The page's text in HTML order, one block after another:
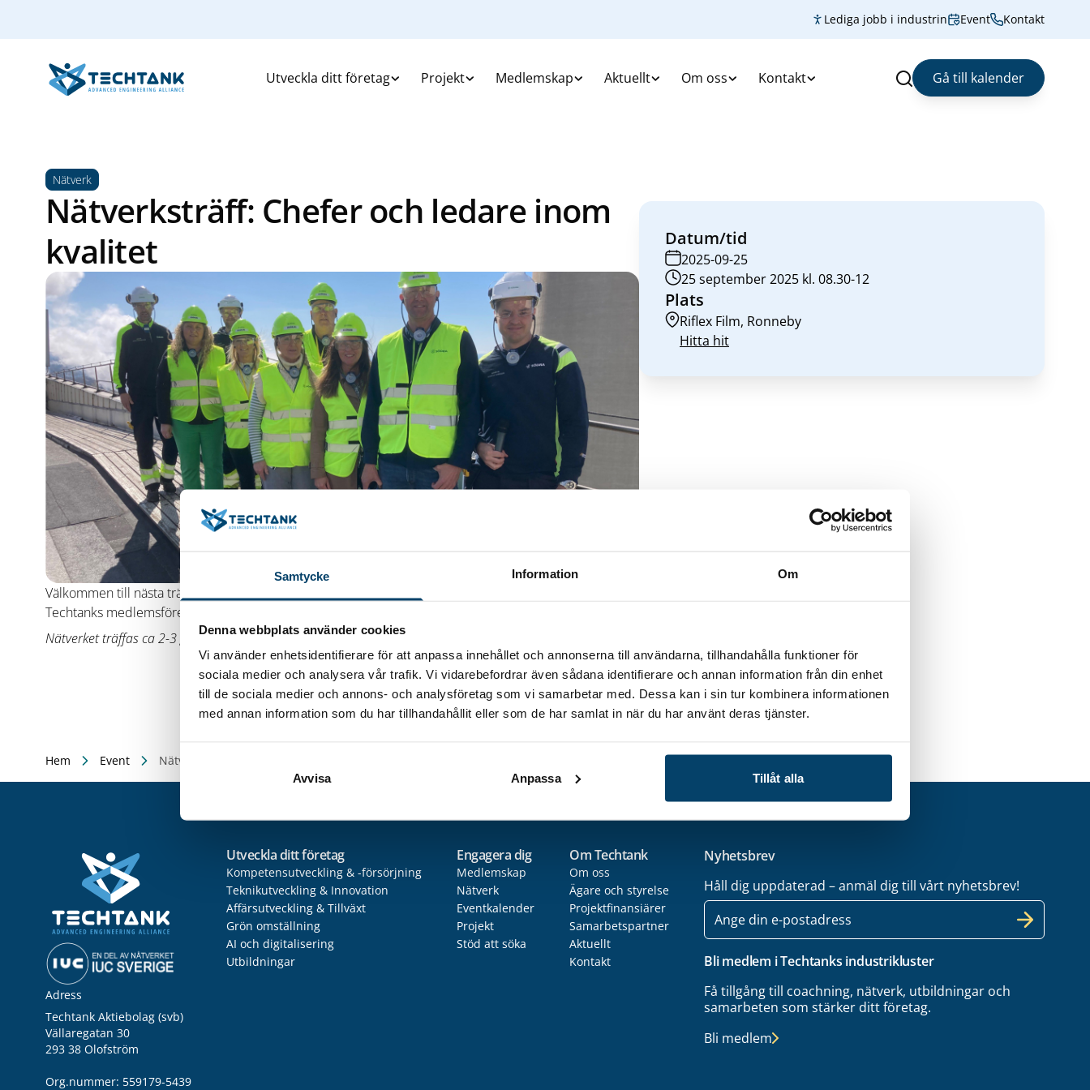
Samtycke Information Om
Denna webbplats använder cookies
Vi använder enhetsidentifierare för att anpassa innehållet och annonserna till användarna, tillhandahålla funktioner för
sociala medier och analysera vår trafik. Vi vidarebefordrar även sådana identifierare och annan information från din enhet
till de sociala medier och annons- och analysföretag som vi samarbetar med. Dessa kan i sin tur kombinera informationen
med annan information som du har tillhandahållit eller som de har samlat in när du har använt deras tjänster.
Avvisa Anpassa Tillåt alla
Lediga jobb i industrin Event Kontakt
Utveckla ditt företag Projekt Medlemskap Aktuellt Om oss Kontakt Sök Gå till kalender
Nätverk
Nätverksträff: Chefer och ledare inom
kvalitet
Välkommen till nästa träff för detta nätverk som är öppet för chefer och ledare inom kvalitet på
Techtanks medlemsföretag. Denna gång träffas vi på Riflex Film i Ronneby den 2525 september.
Nätverket träffas ca 2-3 ggr/år. Träffarna äger oftast rum på ett värdföretag.
Datum/tid
2025-09-25
25 september 2025 kl. 08.30-12
Plats
Riflex Film, Ronneby
Hitta hit
Hem Event Nätverksträff: Chefer och ledare inom kvalitet
Adress
Techtank Aktiebolag (svb)
Vällaregatan 30
293 38 Olofström
Org.nummer: 559179-5439
Utveckla ditt företag
Kompetensutveckling & -försörjning
Teknikutveckling & Innovation
Affärsutveckling & Tillväxt
Grön omställning
AI och digitalisering
Utbildningar
Engagera dig
Medlemskap
Nätverk
Eventkalender
Projekt
Stöd att söka
Om Techtank
Om oss
Ägare och styrelse
Projektfinansiärer
Samarbetspartner
Aktuellt
Kontakt
Nyhetsbrev
Håll dig uppdaterad – anmäl dig till vårt nyhetsbrev!
E-
post
Bli medlem i Techtanks industrikluster
Få tillgång till coachning, nätverk, utbildningar och
samarbeten som stärker ditt företag.
Bli medlem